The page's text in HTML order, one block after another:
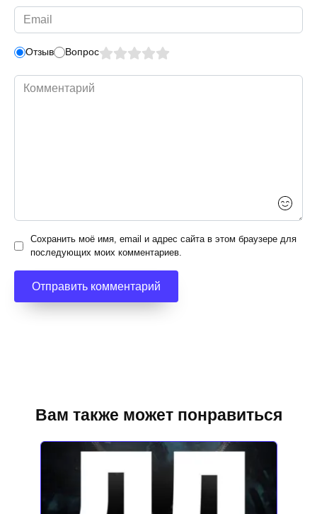
Email
*
Отзыв Вопрос
Комментарий
Сохранить моё имя, email и адрес сайта в этом браузере для
последующих моих комментариев.
Вам также может понравиться